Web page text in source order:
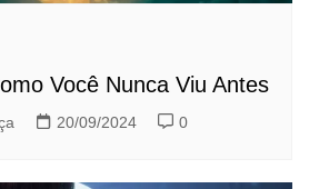
Você Nunca Viu Antes
20/09/2024 0